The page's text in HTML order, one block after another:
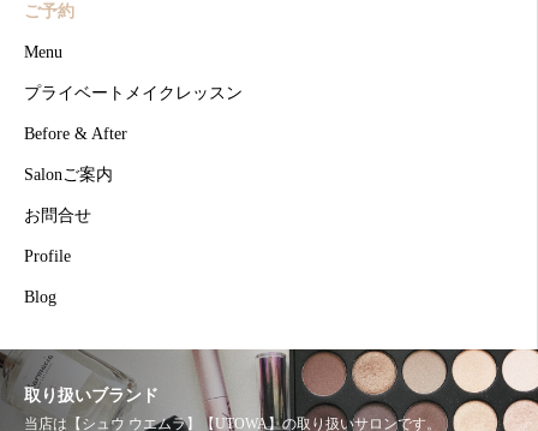
ご予約
Menu
プライベートメイクレッスン
Before & After
Salonご案内
お問合せ
Profile
Blog
取り扱いブランド
当店は【シュウ ウエムラ】【UTOWA】の取り扱いサロンです。